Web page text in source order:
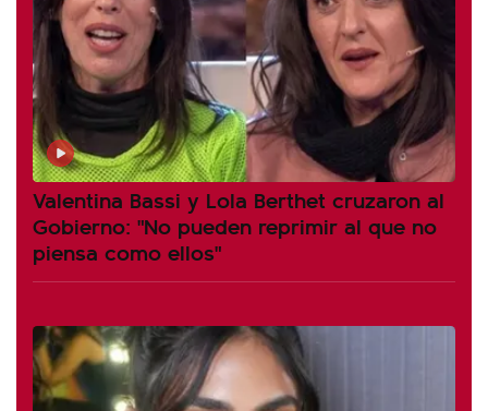
Valentina Bassi y Lola Berthet cruzaron al
Gobierno: "No pueden reprimir al que no
piensa como ellos"